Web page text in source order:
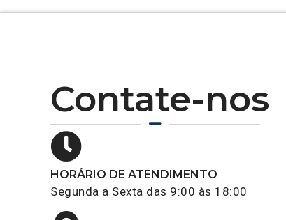
Contate-nos
HORÁRIO DE ATENDIMENTO
Segunda a Sexta das 9:00 às 18:00